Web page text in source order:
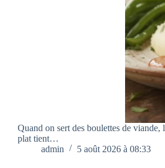
Quand on sert des boulettes de viande,
plat tient…
admin
5 août 2026 à 08:33